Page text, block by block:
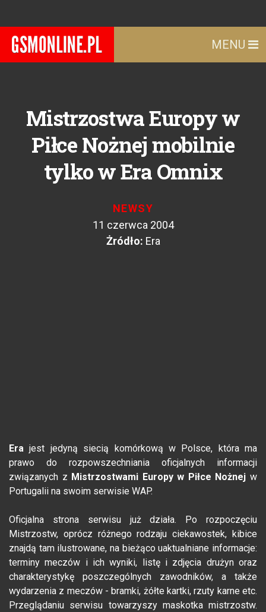
MENU
Mistrzostwa Europy w
Piłce Nożnej mobilnie
tylko w Era Omnix
NEWSY
11 czerwca 2004
Żródło: Era
Era jest jedyną siecią komórkową w Polsce, która ma
prawo do rozpowszechniania oficjalnych informacji
związanych z Mistrzostwami Europy w Piłce Nożnej w
Portugalii na swoim serwisie WAP.
Oficjalna strona serwisu już działa. Po rozpoczęciu
Mistrzostw, oprócz różnego rodzaju ciekawostek, kibice
znajdą tam ilustrowane, na bieżąco uaktualniane informacje:
terminy meczów i ich wyniki, listę i zdjęcia drużyn oraz
charakterystykę poszczególnych zawodników, a także
wydarzenia z meczów - bramki, żółte kartki, rzuty karne etc.
Przeglądaniu serwisu towarzyszy maskotka mistrzostw.